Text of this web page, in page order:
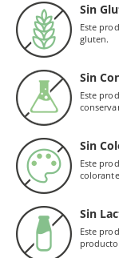
Sin
Este
gluten.
Sin
Este
Sin
Este
Sin
Este